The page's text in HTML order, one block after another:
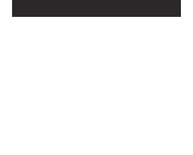
Verifique em breve